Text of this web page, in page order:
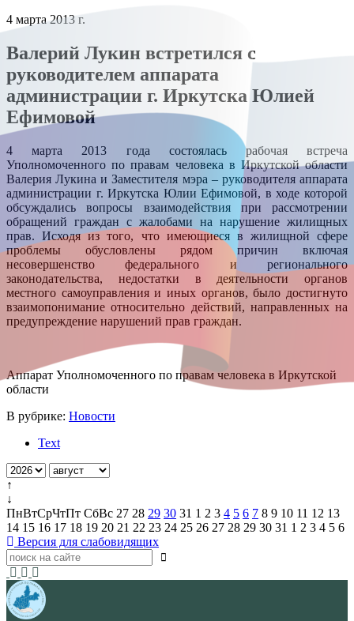
4 марта 2013 г.
Валерий Лукин встретился с
руководителем аппарата
администрации г. Иркутска Юлией
Ефимовой
4 марта 2013 года состоялась рабочая встреча
Уполномоченного по правам человека в Иркутской области
Валерия Лукина и Заместителя мэра – руководителя аппарата
администрации г. Иркутска Юлии Ефимовой, в ходе которой
обсуждались вопросы взаимодействия при рассмотрении
обращений граждан с жалобами на нарушение жилищных
прав. Исходя из того, что имеющиеся в жилищной сфере
проблемы обусловлены рядом причин включая
несовершенство федерального и регионального
законодательства, недостатки в деятельности органов
местного самоуправления и иных органов, было достигнуто
взаимопонимание относительно действий, направленных на
предупреждение нарушений прав граждан.
Аппарат Уполномоченного по правам человека в Иркутской
области
В рубрике: Новости
Text
↑
↓
ПнВтСрЧтПт СбВс 27 28 29 30 31 1 2 3 4 5 6 7 8 9 10 11 12 13
14 15 16 17 18 19 20 21 22 23 24 25 26 27 28 29 30 31 1 2 3 4 5 6
Версия для слабовидящих